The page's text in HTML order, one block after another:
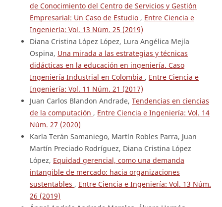
de Conocimiento del Centro de Servicios y Gestión
Empresarial: Un Caso de Estudio , Entre Ciencia e
Ingeniería: Vol. 13 Núm. 25 (2019)
Diana Cristina López López, Lura Angélica Mejía
Ospina, Una mirada a las estrategias y técnicas
didácticas en la educación en ingeniería. Caso
Ingeniería Industrial en Colombia , Entre Ciencia e
Ingeniería: Vol. 11 Núm. 21 (2017)
Juan Carlos Blandon Andrade, Tendencias en ciencias
de la computación , Entre Ciencia e Ingeniería: Vol. 14
Núm. 27 (2020)
Karla Terán Samaniego, Martín Robles Parra, Juan
Martín Preciado Rodríguez, Diana Cristina López
López, Equidad gerencial, como una demanda
intangible de mercado: hacia organizaciones
sustentables , Entre Ciencia e Ingeniería: Vol. 13 Núm.
26 (2019)